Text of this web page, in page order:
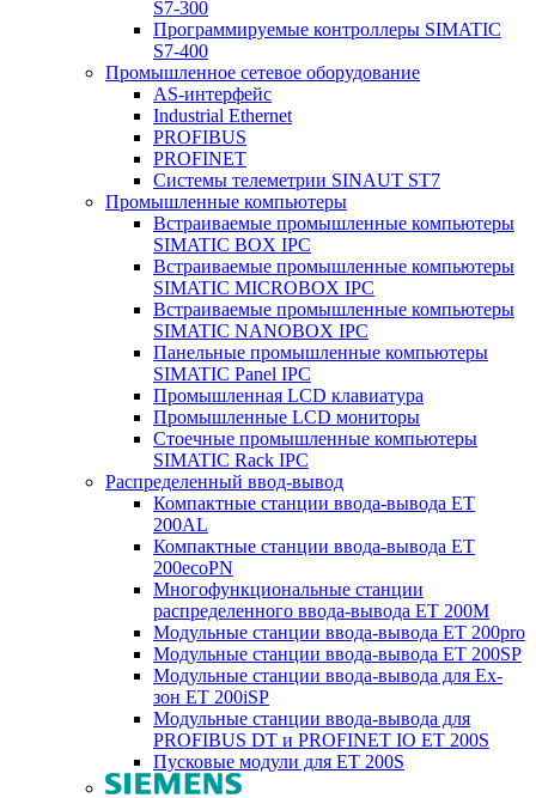
S7-300
Программируемые контроллеры SIMATIC
S7-400
Промышленное сетевое оборудование
AS-интерфейс
Industrial Ethernet
PROFIBUS
PROFINET
Системы телеметрии SINAUT ST7
Промышленные компьютеры
Встраиваемые промышленные компьютеры
SIMATIC BOX IPC
Встраиваемые промышленные компьютеры
SIMATIC MICROBOX IPC
Встраиваемые промышленные компьютеры
SIMATIC NANOBOX IPC
Панельные промышленные компьютеры
SIMATIC Panel IPC
Промышленная LCD клавиатура
Промышленные LCD мониторы
Стоечные промышленные компьютеры
SIMATIC Rack IPC
Распределенный ввод-вывод
Компактные станции ввода-вывода ET
200AL
Компактные станции ввода-вывода ET
200ecoPN
Многофункциональные станции
распределенного ввода-вывода ET 200M
Модульные станции ввода-вывода ET 200pro
Модульные станции ввода-вывода ET 200SP
Модульные станции ввода-вывода для Ex-
зон ET 200iSP
Модульные станции ввода-вывода для
PROFIBUS DT и PROFINET IO ET 200S
Пусковые модули для ET 200S